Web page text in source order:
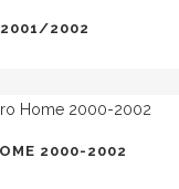
2001/2002
2000-2002